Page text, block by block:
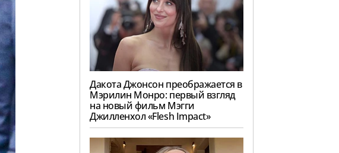
Дакота Джонсон преображается в
Мэрилин Монро: первый взгляд
на новый фильм Мэгги
Джилленхол «Flesh Impact»